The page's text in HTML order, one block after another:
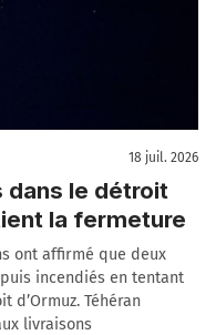
18 juil. 2026
dans le détroit
la fermeture
ont affirmé que deux
incendiés en tentant
d’Ormuz. Téhéran
livraisons